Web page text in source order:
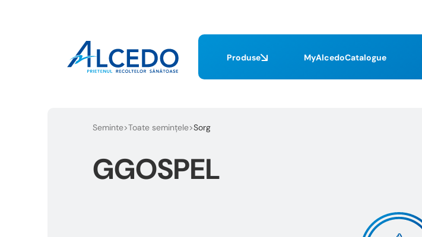
Produse MyAlcedoCatalogue
Seminte Toate semințele Sorg
GGOSPEL